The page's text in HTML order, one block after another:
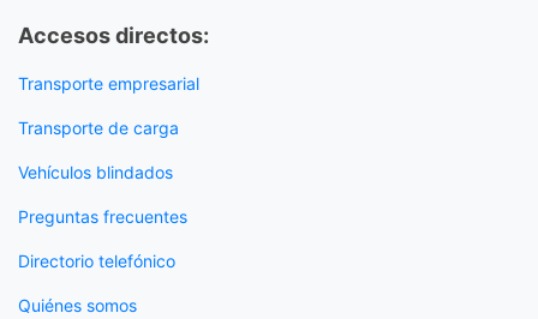
Accesos directos:
Transporte empresarial
Transporte de carga
Vehículos blindados
Preguntas frecuentes
Directorio telefónico
Quiénes somos